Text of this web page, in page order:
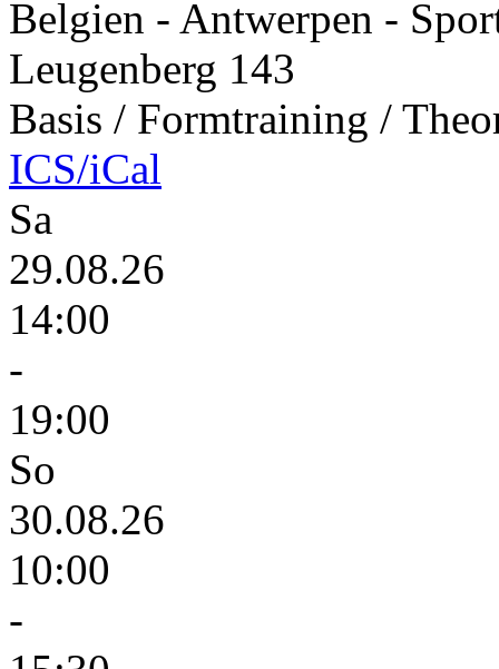
Belgien - Antwerpen -
Leugenberg 143
Basis / Formtraining /
ICS/iCal
Sa
29.08.26
14:00
-
19:00
So
30.08.26
10:00
-